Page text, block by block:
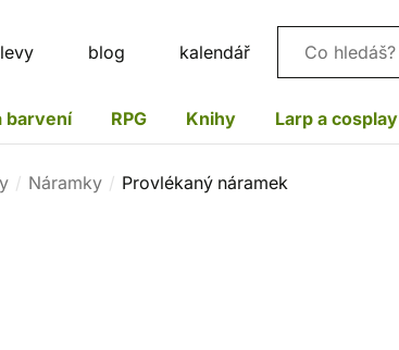
blog kalendář Vyhledávání
barvení RPG Knihy Larp a cosplay
Náramky Provlékaný náramek